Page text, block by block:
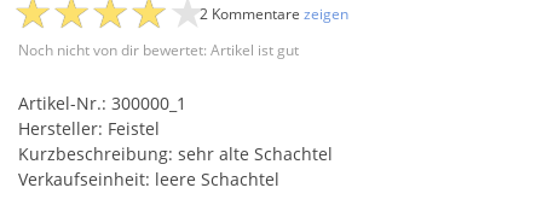
Noch nicht von dir bewertet: Artikel ist gut
2 Kommentare zeigen
Artikel-Nr.: 300000_1
Hersteller: Feistel
Kurzbeschreibung: sehr alte Schachtel
Verkaufseinheit: leere Schachtel